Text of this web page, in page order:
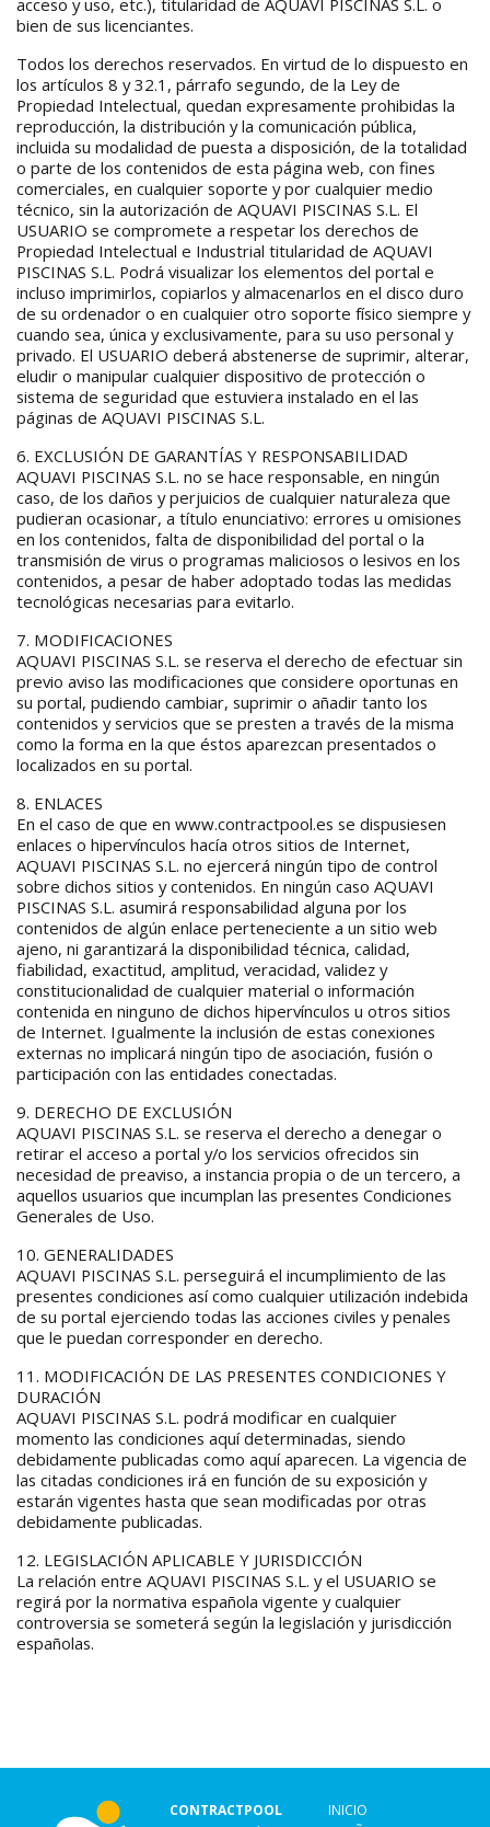
acceso y uso, etc.), titularidad de AQUAVI PISCINAS S.L. o
bien de sus licenciantes.
Todos los derechos reservados. En virtud de lo dispuesto en
los artículos 8 y 32.1, párrafo segundo, de la Ley de
Propiedad Intelectual, quedan expresamente prohibidas la
reproducción, la distribución y la comunicación pública,
incluida su modalidad de puesta a disposición, de la totalidad
o parte de los contenidos de esta página web, con fines
comerciales, en cualquier soporte y por cualquier medio
técnico, sin la autorización de AQUAVI PISCINAS S.L. El
USUARIO se compromete a respetar los derechos de
Propiedad Intelectual e Industrial titularidad de AQUAVI
PISCINAS S.L. Podrá visualizar los elementos del portal e
incluso imprimirlos, copiarlos y almacenarlos en el disco duro
de su ordenador o en cualquier otro soporte físico siempre y
cuando sea, única y exclusivamente, para su uso personal y
privado. El USUARIO deberá abstenerse de suprimir, alterar,
eludir o manipular cualquier dispositivo de protección o
sistema de seguridad que estuviera instalado en el las
páginas de AQUAVI PISCINAS S.L.
6. EXCLUSIÓN DE GARANTÍAS Y RESPONSABILIDAD
AQUAVI PISCINAS S.L. no se hace responsable, en ningún
caso, de los daños y perjuicios de cualquier naturaleza que
pudieran ocasionar, a título enunciativo: errores u omisiones
en los contenidos, falta de disponibilidad del portal o la
transmisión de virus o programas maliciosos o lesivos en los
contenidos, a pesar de haber adoptado todas las medidas
tecnológicas necesarias para evitarlo.
7. MODIFICACIONES
AQUAVI PISCINAS S.L. se reserva el derecho de efectuar sin
previo aviso las modificaciones que considere oportunas en
su portal, pudiendo cambiar, suprimir o añadir tanto los
contenidos y servicios que se presten a través de la misma
como la forma en la que éstos aparezcan presentados o
localizados en su portal.
8. ENLACES
En el caso de que en www.contractpool.es se dispusiesen
enlaces o hipervínculos hacía otros sitios de Internet,
AQUAVI PISCINAS S.L. no ejercerá ningún tipo de control
sobre dichos sitios y contenidos. En ningún caso AQUAVI
PISCINAS S.L. asumirá responsabilidad alguna por los
contenidos de algún enlace perteneciente a un sitio web
ajeno, ni garantizará la disponibilidad técnica, calidad,
fiabilidad, exactitud, amplitud, veracidad, validez y
constitucionalidad de cualquier material o información
contenida en ninguno de dichos hipervínculos u otros sitios
de Internet. Igualmente la inclusión de estas conexiones
externas no implicará ningún tipo de asociación, fusión o
participación con las entidades conectadas.
9. DERECHO DE EXCLUSIÓN
AQUAVI PISCINAS S.L. se reserva el derecho a denegar o
retirar el acceso a portal y/o los servicios ofrecidos sin
necesidad de preaviso, a instancia propia o de un tercero, a
aquellos usuarios que incumplan las presentes Condiciones
Generales de Uso.
10. GENERALIDADES
AQUAVI PISCINAS S.L. perseguirá el incumplimiento de las
presentes condiciones así como cualquier utilización indebida
de su portal ejerciendo todas las acciones civiles y penales
que le puedan corresponder en derecho.
11. MODIFICACIÓN DE LAS PRESENTES CONDICIONES Y
DURACIÓN
AQUAVI PISCINAS S.L. podrá modificar en cualquier
momento las condiciones aquí determinadas, siendo
debidamente publicadas como aquí aparecen. La vigencia de
las citadas condiciones irá en función de su exposición y
estarán vigentes hasta que sean modificadas por otras
debidamente publicadas.
12. LEGISLACIÓN APLICABLE Y JURISDICCIÓN
La relación entre AQUAVI PISCINAS S.L. y el USUARIO se
regirá por la normativa española vigente y cualquier
controversia se someterá según la legislación y jurisdicción
españolas.
CONTRACTPOOL
INICIO